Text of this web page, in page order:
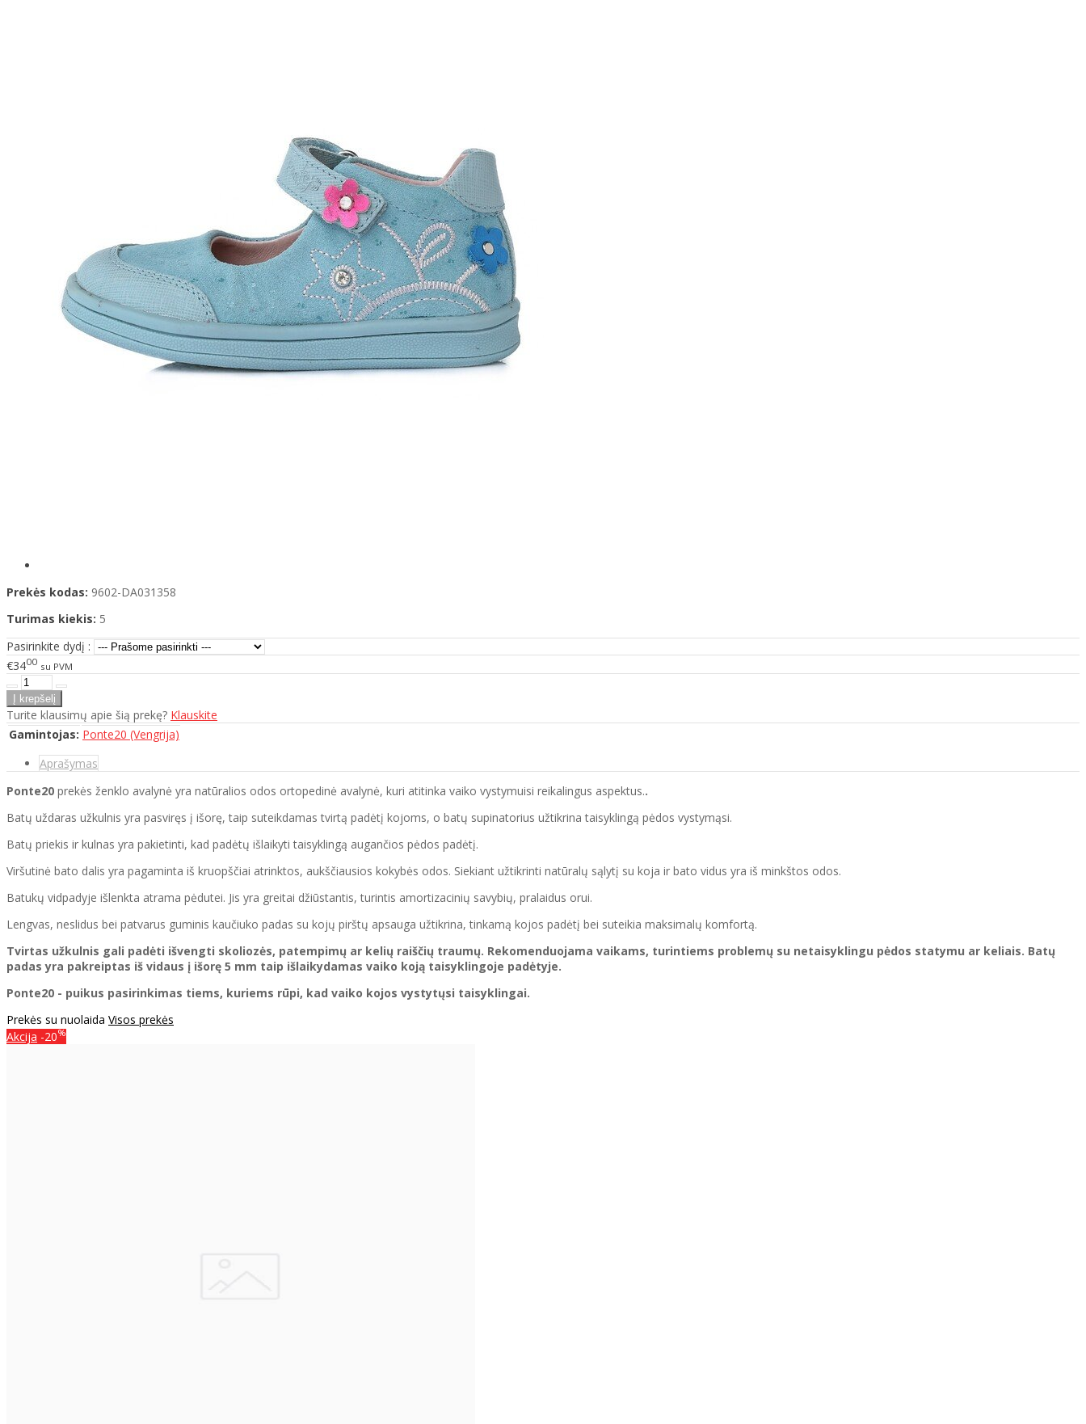
Prekės kodas: 9602-DA031358
Turimas kiekis: 5
Pasirinkite dydį :
€3400 su PVM
Turite klausimų apie šią prekę? Klauskite
Gamintojas: Ponte20 (Vengrija)
Aprašymas
Ponte20 prekės ženklo avalynė yra natūralios odos ortopedinė avalynė, kuri atitinka vaiko vystymuisi reikalingus aspektus..
Batų uždaras užkulnis yra pasviręs į išorę, taip suteikdamas tvirtą padėtį kojoms, o batų supinatorius užtikrina taisyklingą pėdos vystymąsi.
Batų priekis ir kulnas yra pakietinti, kad padėtų išlaikyti taisyklingą augančios pėdos padėtį.
Viršutinė bato dalis yra pagaminta iš kruopščiai atrinktos, aukščiausios kokybės odos. Siekiant užtikrinti natūralų sąlytį su koja ir bato vidus yra iš minkštos odos.
Batukų vidpadyje išlenkta atrama pėdutei. Jis yra greitai džiūstantis, turintis amortizacinių savybių, pralaidus orui.
Lengvas, neslidus bei patvarus guminis kaučiuko padas su kojų pirštų apsauga užtikrina, tinkamą kojos padėtį bei suteikia maksimalų komfortą.
Tvirtas užkulnis gali padėti išvengti skoliozės, patempimų ar kelių raiščių traumų. Rekomenduojama vaikams, turintiems problemų su netaisyklingu pėdos statymu ar keliais. Batų
padas yra pakreiptas iš vidaus į išorę 5 mm taip išlaikydamas vaiko koją taisyklingoje padėtyje.
Ponte20 - puikus pasirinkimas tiems, kuriems rūpi, kad vaiko kojos vystytųsi taisyklingai.
Prekės su nuolaida Visos prekės
Akcija -20%